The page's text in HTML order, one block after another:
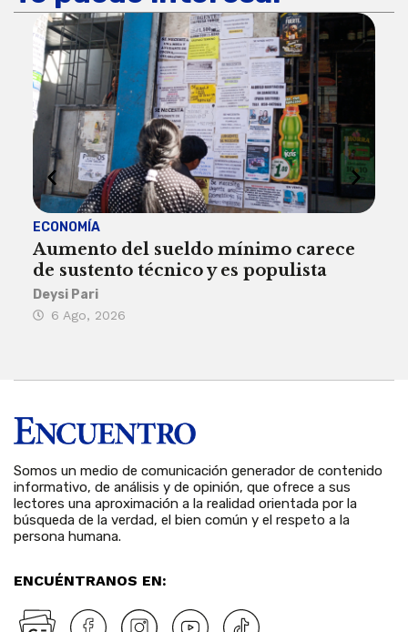
ECONOMÍA
Aumento del sueldo mínimo carece
de sustento técnico y es populista
Deysi Pari
6 Ago, 2026
Somos un medio de comunicación generador de contenido
informativo, de análisis y de opinión, que ofrece a sus
lectores una aproximación a la realidad orientada por la
búsqueda de la verdad, el bien común y el respeto a la
persona humana.
ENCUÉNTRANOS EN: